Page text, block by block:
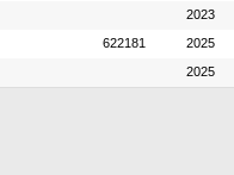
2023
622181 2025
2025